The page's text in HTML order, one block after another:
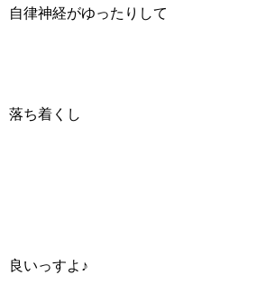
自律神経がゆったりして
落ち着くし
良いっすよ♪